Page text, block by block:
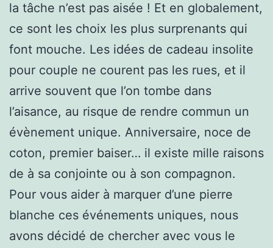
la tâche n’est pas aisée ! Et en globalement,
ce sont les choix les plus surprenants qui
font mouche. Les idées de cadeau insolite
pour couple ne courent pas les rues, et il
arrive souvent que l’on tombe dans
l’aisance, au risque de rendre commun un
évènement unique. Anniversaire, noce de
coton, premier baiser… il existe mille raisons
de à sa conjointe ou à son compagnon.
Pour vous aider à marquer d’une pierre
blanche ces événements uniques, nous
avons décidé de chercher avec vous le